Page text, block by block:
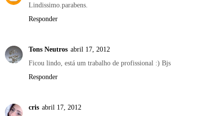
Lindissimo.parabens.
Responder
Tons Neutros abril 17, 2012
Ficou lindo, está um trabalho de profissional :) Bjs
Responder
cris abril 17, 2012